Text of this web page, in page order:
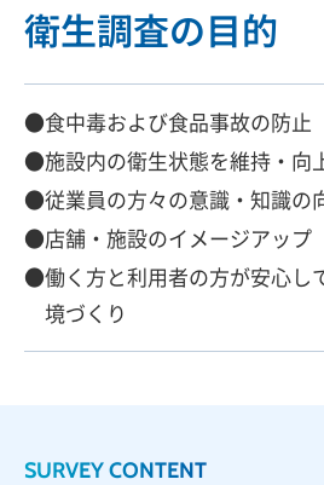
衛生調査の目的
食中毒および食品事故の防止
施設内の衛生状態を維持・向
従業員の方々の意識・知識の
店舗・施設のイメージアップ
働く方と利用者の方が安心し
境づくり
SURVEY CONTENT